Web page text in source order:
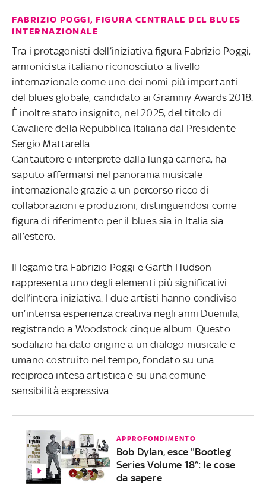
FABRIZIO POGGI, FIGURA CENTRALE DEL BLUES
INTERNAZIONALE
Tra i protagonisti dell’iniziativa figura Fabrizio Poggi,
armonicista italiano riconosciuto a livello
internazionale come uno dei nomi più importanti
del blues globale, candidato ai Grammy Awards 2018.
È inoltre stato insignito, nel 2025, del titolo di
Cavaliere della Repubblica Italiana dal Presidente
Sergio Mattarella.
Cantautore e interprete dalla lunga carriera, ha
saputo affermarsi nel panorama musicale
internazionale grazie a un percorso ricco di
collaborazioni e produzioni, distinguendosi come
figura di riferimento per il blues sia in Italia sia
all’estero.
Il legame tra Fabrizio Poggi e Garth Hudson
rappresenta uno degli elementi più significativi
dell’intera iniziativa. I due artisti hanno condiviso
un’intensa esperienza creativa negli anni Duemila,
registrando a Woodstock cinque album. Questo
sodalizio ha dato origine a un dialogo musicale e
umano costruito nel tempo, fondato su una
reciproca intesa artistica e su una comune
sensibilità espressiva.
APPROFONDIMENTO
Bob Dylan, esce "Bootleg
Series Volume 18”: le cose
da sapere